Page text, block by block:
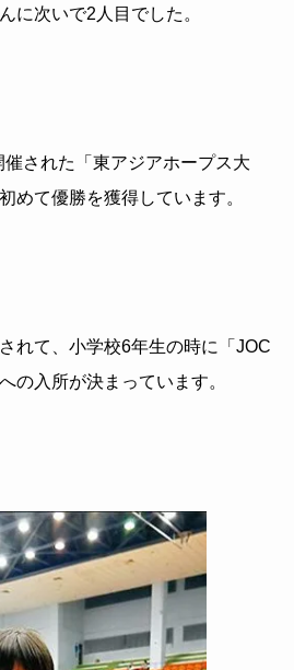
に次いで2人目でした。
された「東アジアホープス大
めて優勝を獲得しています。
れて、小学校6年生の時に「JOC
の入所が決まっています。